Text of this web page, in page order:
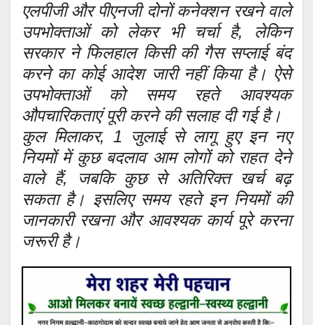
एलपीजी और पीएनजी दोनों कनेक्शन रखने वाले
उपभोक्ताओं को लेकर भी चर्चा है, लेकिन
सरकार ने फिलहाल किसी की गैस सप्लाई बंद
करने का कोई आदेश जारी नहीं किया है। ऐसे
उपभोक्ताओं को समय रहते आवश्यक
औपचारिकताएं पूरी करने की सलाह दी गई है।
कुल मिलाकर, 1 जुलाई से लागू हुए इन नए
नियमों में कुछ बदलाव आम लोगों को राहत देने
वाले हैं, जबकि कुछ से अतिरिक्त खर्च बढ़
सकता है। इसलिए समय रहते इन नियमों की
जानकारी रखना और आवश्यक कार्य पूरे करना
जरूरी है।